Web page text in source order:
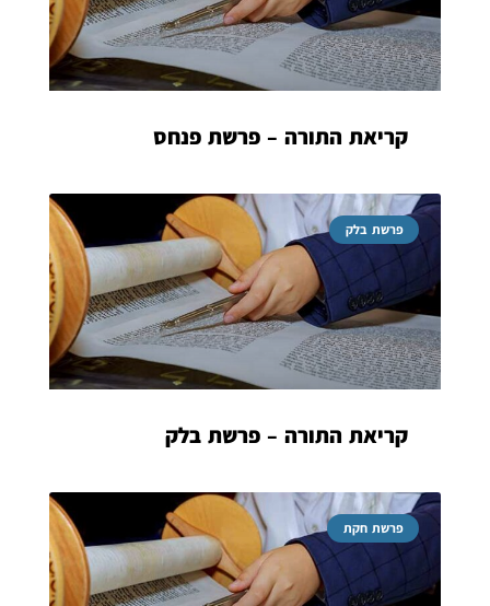
קריאת התורה – פרשת פנחס
פרשת בלק
קריאת התורה – פרשת בלק
פרשת חקת